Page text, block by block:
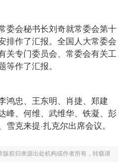
委会秘书长刘奇就常委会第十
排作了汇报。全国人大常委会
关专门委员会、常委会有关工
作了汇报。
鸿忠、王东明、肖捷、郑建
峰、何维、武维华、铁凝、彭
克来提·扎克尔出席会议。
权归来源出处机构或作者所有，转载请